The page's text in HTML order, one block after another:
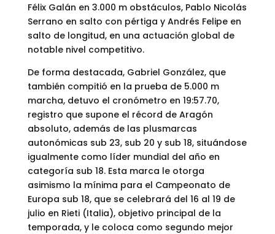
Félix Galán en 3.000 m obstáculos, Pablo Nicolás
Serrano en salto con pértiga y Andrés Felipe en
salto de longitud, en una actuación global de
notable nivel competitivo.
De forma destacada, Gabriel González, que
también compitió en la prueba de 5.000 m
marcha, detuvo el cronómetro en 19:57.70,
registro que supone el récord de Aragón
absoluto, además de las plusmarcas
autonómicas sub 23, sub 20 y sub 18, situándose
igualmente como líder mundial del año en
categoría sub 18. Esta marca le otorga
asimismo la mínima para el Campeonato de
Europa sub 18, que se celebrará del 16 al 19 de
julio en Rieti (Italia), objetivo principal de la
temporada, y le coloca como segundo mejor